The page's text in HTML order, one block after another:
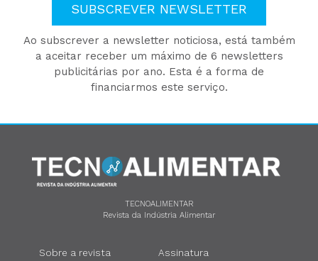
SUBSCREVER NEWSLETTER
Ao subscrever a newsletter noticiosa, está também
a aceitar receber um máximo de 6 newsletters
publicitárias por ano. Esta é a forma de
financiarmos este serviço.
TECNOALIMENTAR
Revista da Indústria Alimentar
Sobre a revista
Assinatura